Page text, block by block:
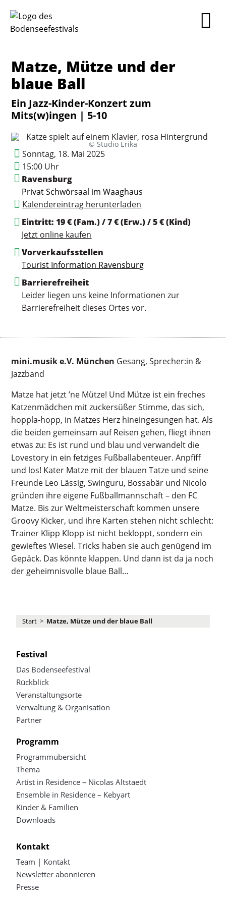
Matze, Mütze und der
blaue Ball
Ein Jazz-Kinder-Konzert zum
Mits(w)ingen | 5-10
© Studio Erika
Sonntag, 18. Mai 2025
15:00 Uhr
Ravensburg
PrivatSchwörsaal im Waaghaus
Kalendereintrag herunterladen
Eintritt: 19 € (Fam.) / 7 € (Erw.) / 5 € (Kind)
Jetzt online kaufen
Vorverkaufsstellen
Tourist Information Ravensburg
Barrierefreiheit
Leider liegen uns keine Informationen zur
Barrierefreiheit dieses Ortes vor.
mini.musik e.V. München Gesang, Sprecher:in &
Jazzband
Matze hat jetzt ’ne Mütze! Und Mütze ist ein freches
Katzenmädchen mit zuckersüßer Stimme, das sich,
hoppla-hopp, in Matzes Herz hineingesungen hat. Als
die beiden gemeinsam auf Reisen gehen, fliegt ihnen
etwas zu: Es ist rund und blau und verwandelt die
Lovestory in ein fetziges Fußballabenteuer. Anpfiff
und los! Kater Matze mit der blauen Tatze und seine
Freunde Leo Lässig, Swinguru, Bossabär und Nicolo
gründen ihre eigene Fußballmannschaft – den FC
Matze. Bis zur Weltmeisterschaft kommen unsere
Groovy Kicker, und ihre Karten stehen nicht schlecht:
Trainer Klipp Klopp ist nicht bekloppt, sondern ein
gewieftes Wiesel. Tricks haben sie auch genügend im
Gepäck. Das könnte klappen. Und dann ist da ja noch
der geheimnisvolle blaue Ball…
Start > Matze, Mütze und der blaue Ball
Festival
Das Bodenseefestival
Rückblick
Veranstaltungsorte
Verwaltung & Organisation
Partner
Programm
Programmübersicht
Thema
Artist in Residence – Nicolas Altstaedt
Ensemble in Residence – Kebyart
Kinder & Familien
Downloads
Kontakt
Team | Kontakt
Newsletter abonnieren
Presse